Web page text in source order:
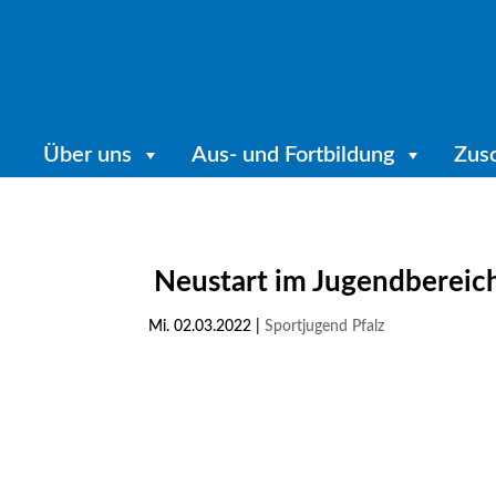
Über uns Aus- und Fortbildung
Neustart im
Mi. 02.03.2022 |Sportjugend Pfalz